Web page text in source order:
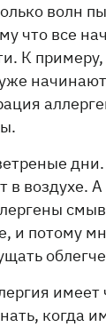
волн
что все
К
в воздухе.
и потому
имеет
когда